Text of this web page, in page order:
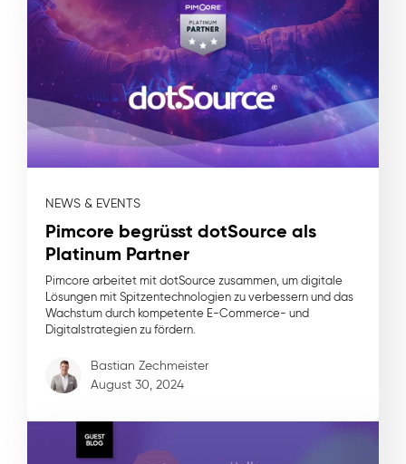
NEWS & EVENTS
Pimcore begrüsst dotSource als
Platinum Partner
Pimcore arbeitet mit dotSource zusammen, um digitale
Lösungen mit Spitzentechnologien zu verbessern und das
Wachstum durch kompetente E-Commerce- und
Digitalstrategien zu fördern.
Bastian Zechmeister
August 30, 2024